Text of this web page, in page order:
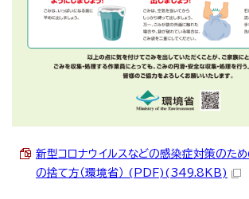
新型コロナウイルスなどの感染症対策のた
の捨て方（環境省） (PDF)(349.8KB)